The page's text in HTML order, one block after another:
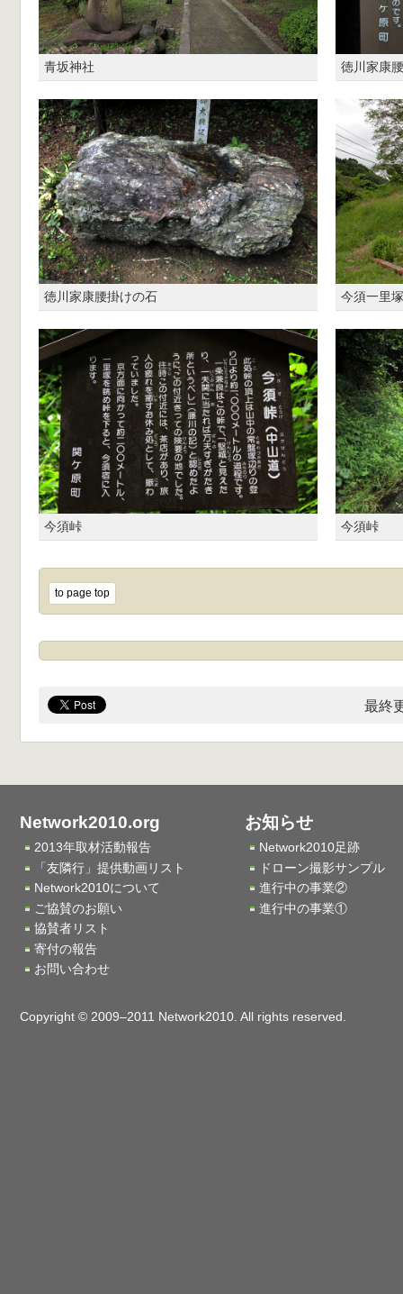
青坂神社 徳川家康
徳川家康腰掛けの石 今須一里
今須峠 今須峠
to page top
最終
Network2010.org
2013年取材活動報告
「友隣行」提供動画リスト
Network2010について
ご協賛のお願い
協賛者リスト
寄付の報告
お問い合わせ
お知らせ
Network2010足跡
ドローン撮影サンプル
進行中の事業②
進行中の事業①
Copyright © 2009–2011 Network2010. All rights reserved.